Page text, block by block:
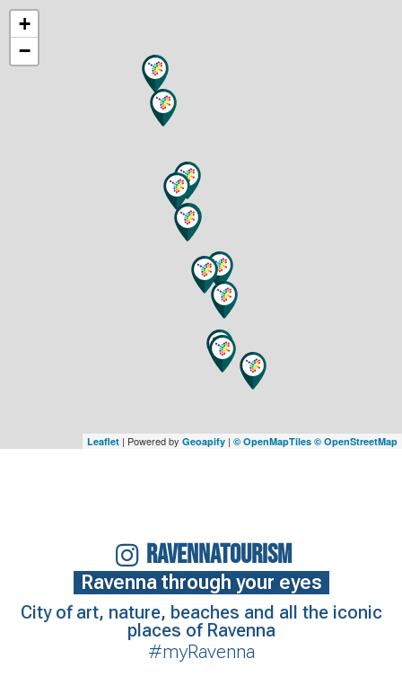
+
−
Leaflet | Powered by Geoapify | © OpenMapTiles © OpenStreetMap
RAVENNATOURISM
Ravenna through your eyes
City of art, nature, beaches and all the iconic
places of Ravenna
#myRavenna